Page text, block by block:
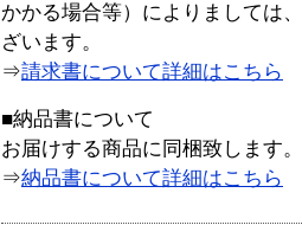
かかる場合等）によりましては
ざいます。
⇒請求書について詳細はこちら
■納品書について
お届けする商品に同梱致します。
⇒納品書について詳細はこちら